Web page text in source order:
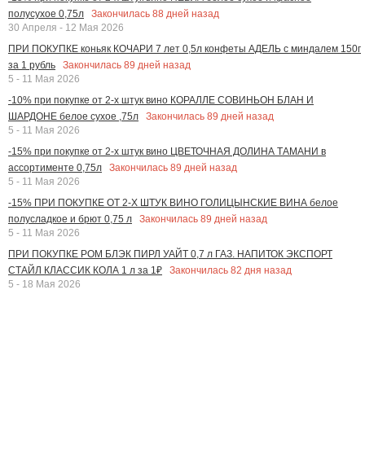
полусухое 0,75л
Закончилась 88 дней назад
30 Апреля - 12 Мая 2026
ПРИ ПОКУПКЕ коньяк КОЧАРИ 7 лет 0,5л конфеты АДЕЛЬ с миндалем 150г
за 1 рубль
Закончилась 89 дней назад
5 - 11 Мая 2026
-10% при покупке от 2-х штук вино КОРАЛЛЕ СОВИНЬОН БЛАН И
ШАРДОНЕ белое сухое ,75л
Закончилась 89 дней назад
5 - 11 Мая 2026
-15% при покупке от 2-х штук вино ЦВЕТОЧНАЯ ДОЛИНА ТАМАНИ в
ассортименте 0,75л
Закончилась 89 дней назад
5 - 11 Мая 2026
-15% ПРИ ПОКУПКЕ ОТ 2-Х ШТУК ВИНО ГОЛИЦЫНСКИЕ ВИНА белое
полусладкое и брют 0,75 л
Закончилась 89 дней назад
5 - 11 Мая 2026
ПРИ ПОКУПКЕ РОМ БЛЭК ПИРЛ УАЙТ 0,7 л ГАЗ. НАПИТОК ЭКСПОРТ
СТАЙЛ КЛАССИК КОЛА 1 л за 1₽
Закончилась 82 дня назад
5 - 18 Мая 2026